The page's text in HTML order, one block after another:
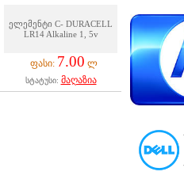
ელემენტი C- DURACELL
LR14 Alkaline 1, 5v
ფასი: 7.00 ლ
სტატუსი: მაღაზია